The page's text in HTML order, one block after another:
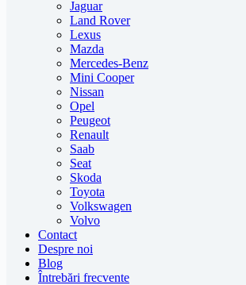
Jaguar
Land Rover
Lexus
Mazda
Mercedes-Benz
Mini Cooper
Nissan
Opel
Peugeot
Renault
Saab
Seat
Skoda
Toyota
Volkswagen
Volvo
Contact
Despre noi
Blog
Întrebări frecvente